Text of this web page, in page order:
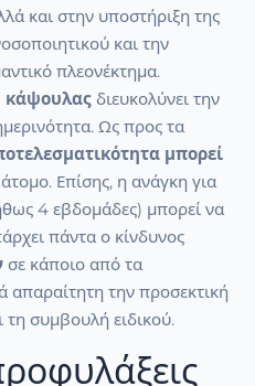
και στην υποστήριξη της
και την
πλεονέκτημα.
κάψουλας διευκολύνει την
Ως προς τα
μπορεί
Επίσης, η ανάγκη για
4 εβδομάδες) μπορεί να
πάντα ο κίνδυνος
σε κάποιο από τα
απαραίτητη την προσεκτική
συμβουλή ειδικού.